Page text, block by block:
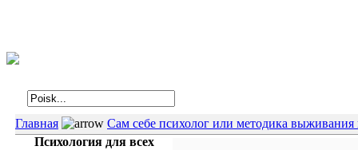
Главная
Сам себе психолог или методика выживания
Психология для всех